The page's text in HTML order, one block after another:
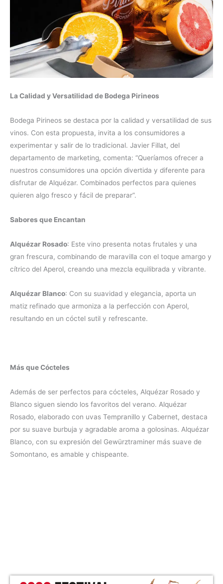
La Calidad y Versatilidad de Bodega Pirineos
Bodega Pirineos se destaca por la calidad y versatilidad de sus
vinos. Con esta propuesta, invita a los consumidores a
experimentar y salir de lo tradicional. Javier Fillat, del
departamento de marketing, comenta: “Queríamos ofrecer a
nuestros consumidores una opción divertida y diferente para
disfrutar de Alquézar. Combinados perfectos para quienes
quieren algo fresco y fácil de preparar”.
Sabores que Encantan
Alquézar Rosado: Este vino presenta notas frutales y una
gran frescura, combinando de maravilla con el toque amargo y
cítrico del Aperol, creando una mezcla equilibrada y vibrante.
Alquézar Blanco: Con su suavidad y elegancia, aporta un
matiz refinado que armoniza a la perfección con Aperol,
resultando en un cóctel sutil y refrescante.
Más que Cócteles
Además de ser perfectos para cócteles, Alquézar Rosado y
Blanco siguen siendo los favoritos del verano. Alquézar
Rosado, elaborado con uvas Tempranillo y Cabernet, destaca
por su suave burbuja y agradable aroma a golosinas. Alquézar
Blanco, con su expresión del Gewürztraminer más suave de
Somontano, es amable y chispeante.